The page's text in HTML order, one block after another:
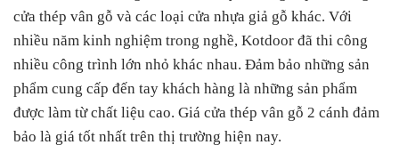
cửa thép vân gỗ và các loại cửa nhựa giả gỗ khác. Với
nhiều năm kinh nghiệm trong nghề, Kotdoor đã thi công
nhiều công trình lớn nhỏ khác nhau. Đảm bảo những sản
phẩm cung cấp đến tay khách hàng là những sản phẩm
được làm từ chất liệu cao. Giá cửa thép vân gỗ 2 cánh đảm
bảo là giá tốt nhất trên thị trường hiện nay.